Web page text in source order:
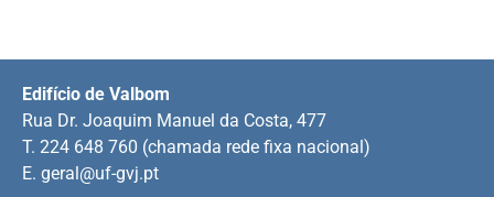
Edifício de Valbom
Rua Dr. Joaquim Manuel da Costa, 477
T. 224 648 760 (chamada rede fixa nacional)
E. geral@uf-gvj.pt